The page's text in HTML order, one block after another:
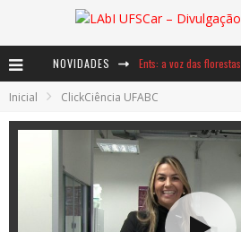
NOVIDADES Ents: a voz das florestas
Notáveis: Bertha Lutz
Inicial ClickCiência UFABC